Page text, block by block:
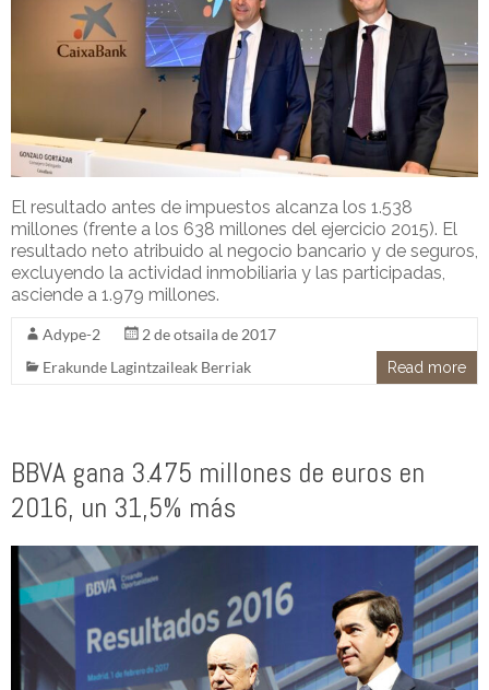
El resultado antes de impuestos alcanza los 1.538
millones (frente a los 638 millones del ejercicio 2015). El
resultado neto atribuido al negocio bancario y de seguros,
excluyendo la actividad inmobiliaria y las participadas,
asciende a 1.979 millones.
Adype-2
2 de otsaila de 2017
Erakunde Lagintzaileak Berriak
Read more
BBVA gana 3.475 millones de euros en
2016, un 31,5% más